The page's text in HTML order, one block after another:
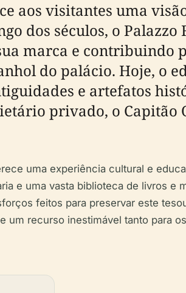
aos visitantes uma
dos séculos, o Palazzo
marca e contribuindo
do palácio. Hoje, o
e artefatos
privado, o Capitão
uma experiência cultural e
e uma vasta biblioteca de livros e
feitos para preservar este
recurso inestimável tanto para